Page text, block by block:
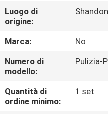
CIRCA
NOI
GIRO
DELLA
Luogo di
origine:
Marca:
No
Numero di
modello:
Pulizia-
Quantità di
ordine minimo:
1 set